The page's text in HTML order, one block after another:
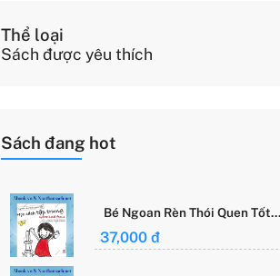
Thể loại
Sách được yêu thích
Sách đang hot
Bé Ngoan Rèn Thói Quen Tốt -
37,000 đ